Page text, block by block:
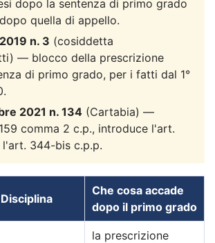
dopo la sentenza di primo grado
quella di appello.
n. 3 (cosiddetta
— blocco della prescrizione
di primo grado, per i fatti dal 1°
2021 n. 134 (Cartabia) —
comma 2 c.p., introduce l'art.
l'art. 344-bis c.p.p.
Disciplina
Che cosa accade
dopo il primo grado
la prescrizione